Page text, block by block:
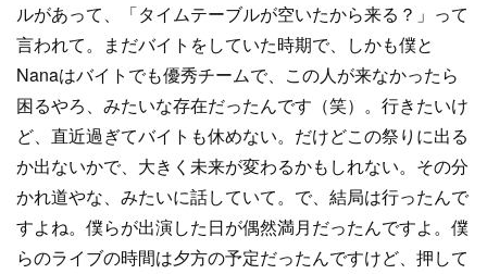
ルがあって、「タイムテーブルが空いたから来る？」って
言われて。まだバイトをしていた時期で、しかも僕と
Nanaはバイトでも優秀チームで、この人が来なかったら
困るやろ、みたいな存在だったんです（笑）。行きたいけ
ど、直近過ぎてバイトも休めない。だけどこの祭りに出る
か出ないかで、大きく未来が変わるかもしれない。その分
かれ道やな、みたいに話していて。で、結局は行ったんで
すよね。僕らが出演した日が偶然満月だったんですよ。僕
らのライブの時間は夕方の予定だったんですけど、押して